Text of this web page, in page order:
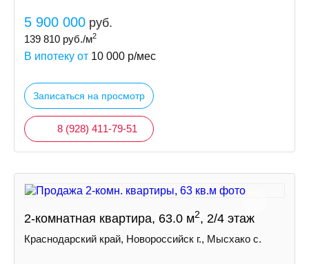
5 900 000 руб.
139 810 руб./м2
В ипотеку от 10 000 р/мес
Записаться на просмотр
8 (928) 411-79-51
2-комнатная квартира, 63.0 м2, 2/4 этаж
Краснодарский край, Новороссийск г., Мысхако с.